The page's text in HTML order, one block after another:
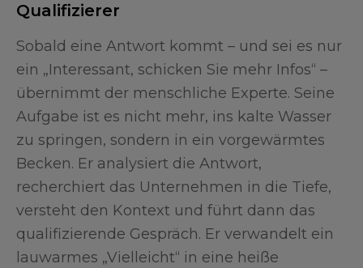
Qualifizierer
Sobald eine Antwort kommt – und sei es nur
ein „Interessant, schicken Sie mehr Infos“ –
übernimmt der menschliche Experte. Seine
Aufgabe ist es nicht mehr, ins kalte Wasser
zu springen, sondern in ein vorgewärmtes
Becken. Er analysiert die Antwort,
recherchiert das Unternehmen in die Tiefe,
versteht den Kontext und führt dann das
qualifizierende Gespräch. Er verwandelt ein
lauwarmes „Vielleicht“ in eine heiße